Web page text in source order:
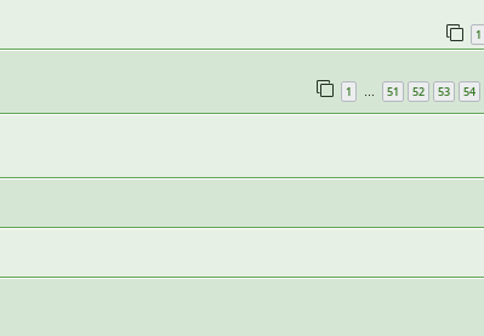
1
1 … 51 52 53 54